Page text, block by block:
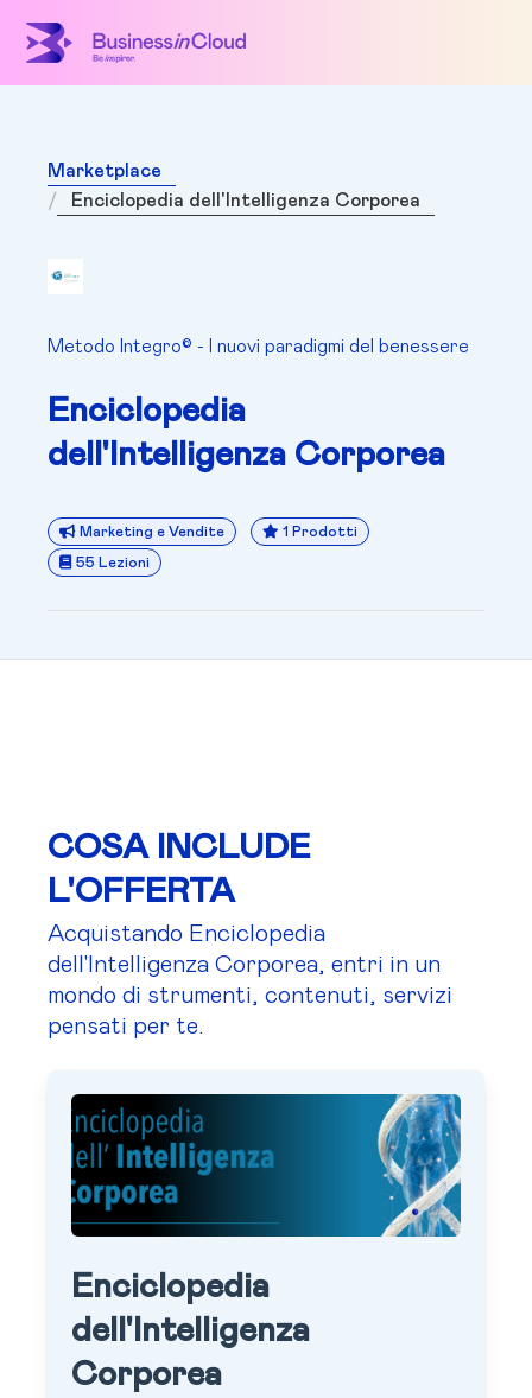
Marketplace
Enciclopedia dell'Intelligenza Corporea
Metodo Integro© - I nuovi paradigmi del benessere
Enciclopedia
dell'Intelligenza Corporea
Marketing e Vendite 1 Prodotti
55 Lezioni
COSA INCLUDE
L'OFFERTA
Acquistando Enciclopedia
dell'Intelligenza Corporea, entri in un
mondo di strumenti, contenuti, servizi
pensati per te.
Enciclopedia
dell'Intelligenza
Corporea